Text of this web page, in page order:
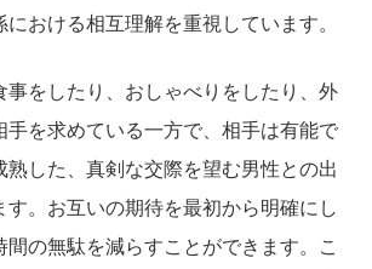
おける相互理解を重視しています。
事をしたり、おしゃべりをしたり、外
手を求めている一方で、相手は有能で
熟した、真剣な交際を望む男性との出
。お互いの期待を最初から明確にし
の無駄を減らすことができます。こ